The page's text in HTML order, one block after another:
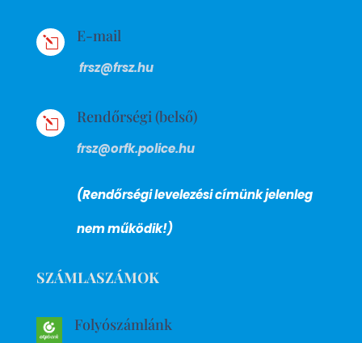
l E-mail
frsz@frsz.hu
l Rendőrségi (belső)
frsz@orfk.police.hu
(Rendőrségi levelezési címünk jelenleg
nem működik!)
SZÁMLASZÁMOK
Folyószámlánk